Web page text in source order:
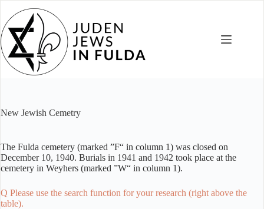
content
New Jewish Cemetry
The Fulda cemetery (marked ”F“ in column 1) was closed on
December 10, 1940. Burials in 1941 and 1942 took place at the
cemetery in Weyhers (marked ”W“ in column 1).
Q Please use the search function for your research (right above the
table).